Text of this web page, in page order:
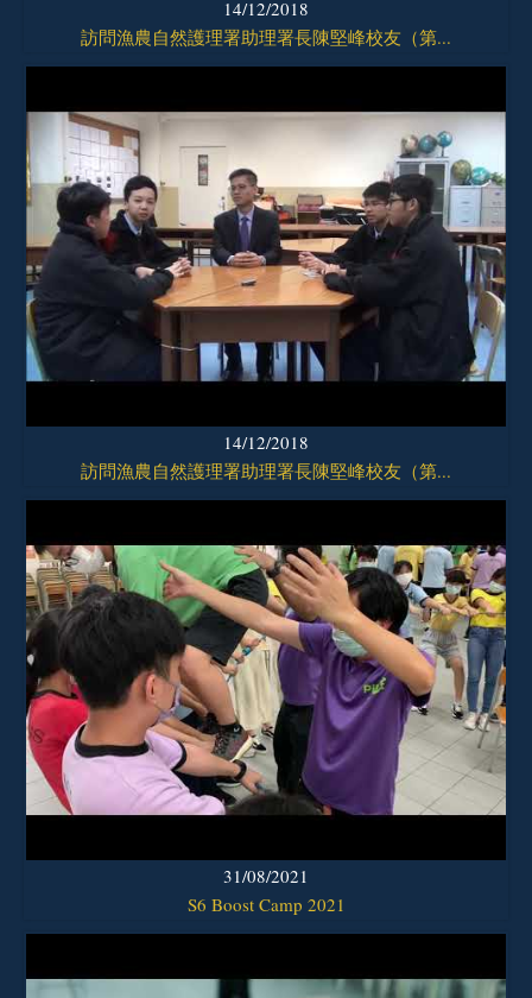
14/12/2018
訪問漁農自然護理署助理署長陳堅峰校友（第...
14/12/2018
訪問漁農自然護理署助理署長陳堅峰校友（第...
31/08/2021
S6 Boost Camp 2021